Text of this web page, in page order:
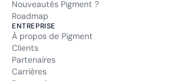
Nouveautés Pigment ?
Roadmap
ENTREPRISE
À propos de Pigment
Clients
Partenaires
Carrières